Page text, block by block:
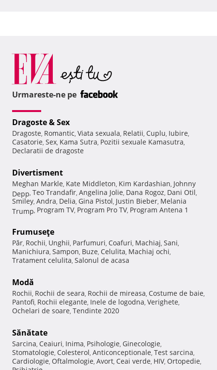
Urmareste-ne pe
Dragoste & Sex
Dragoste, Romantic, Viata sexuala, Relatii, Cuplu, Iubire,
Casatorie, Sex, Kama Sutra, Pozitii sexuale Kamasutra,
Declaratii de dragoste
Divertisment
Meghan Markle, Kate Middleton, Kim Kardashian, Johnny
Depp, Teo Trandafir, Angelina Jolie, Dana Rogoz, Dani Otil,
Smiley, Andra, Delia, Gina Pistol, Justin Bieber, Melania
Trump, Program TV, Program Pro TV, Program Antena 1
Frumuseţe
Păr, Rochii, Unghii, Parfumuri, Coafuri, Machiaj, Sani,
Manichiura, Sampon, Buze, Celulita, Machiaj ochi,
Tratament celulita, Salonul de acasa
Modă
Rochii, Rochii de seara, Rochii de mireasa, Costume de baie,
Pantofi, Rochii elegante, Inele de logodna, Verighete,
Ochelari de soare, Tendinte 2020
Sănătate
Sarcina, Ceaiuri, Inima, Psihologie, Ginecologie,
Stomatologie, Colesterol, Anticonceptionale, Test sarcina,
Cardiologie, Oftalmologie, Avort, Ceai verde, HIV, Ortopedie,